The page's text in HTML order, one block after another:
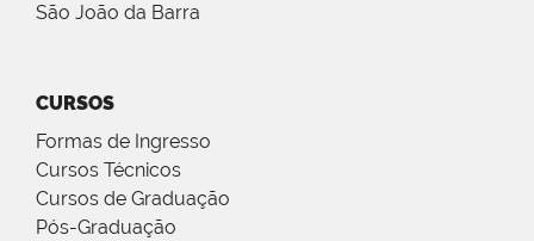
São João da Barra
CURSOS
Formas de Ingresso
Cursos Técnicos
Cursos de Graduação
Pós-Graduação